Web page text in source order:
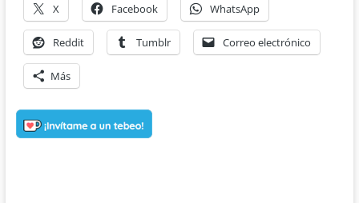
X Facebook WhatsApp
Reddit Tumblr Correo electrónico
Más